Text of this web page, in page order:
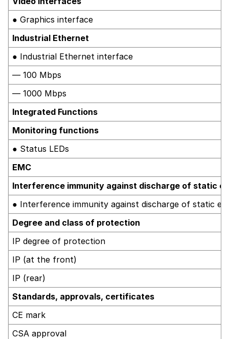
● Graphics interface
Industrial Ethernet
● Industrial Ethernet interface
— 100 Mbps
— 1000 Mbps
Integrated Functions
Monitoring functions
● Status LEDs
EMC
Interference immunity against discharge of static
● Interference immunity against discharge of static
Degree and class of protection
IP degree of protection
IP (at the front)
IP (rear)
Standards, approvals, certificates
CE mark
CSA approval